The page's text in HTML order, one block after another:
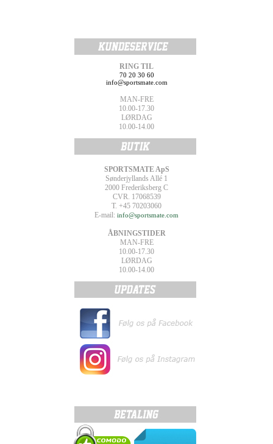
RING TIL
70 20 30 60
info@sportsmate.com
MAN-FRE
10.00-17.30
LØRDAG
10.00-14.00
SPORTSMATE ApS
Sønderjyllands Allé 1
2000 Frederiksberg C
CVR. 17068539
T. +45 70203060
E-mail: info@sportsmate.com
ÅBNINGSTIDER
MAN-FRE
10.00-17.30
LØRDAG
10.00-14.00